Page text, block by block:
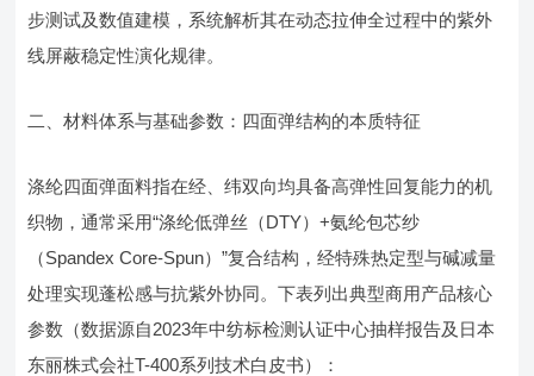
步测试及数值建模，系统解析其在动态拉伸全过程中的紫外
线屏蔽稳定性演化规律。
二、材料体系与基础参数：四面弹结构的本质特征
涤纶四面弹面料指在经、纬双向均具备高弹性回复能力的机
织物，通常采用“涤纶低弹丝（DTY）+氨纶包芯纱
（Spandex Core-Spun）”复合结构，经特殊热定型与碱减量
处理实现蓬松感与抗紫外协同。下表列出典型商用产品核心
参数（数据源自2023年中纺标检测认证中心抽样报告及日本
东丽株式会社T-400系列技术白皮书）：